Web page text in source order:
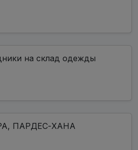
на склад одежды
ПАРДЕС-ХАНА